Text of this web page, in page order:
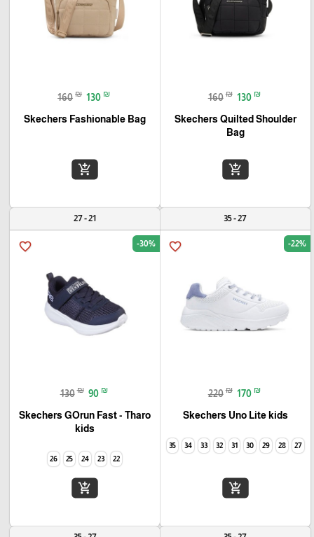
160 ₪ 130 ₪
Skechers Quilted Shoulder
Bag
add_shopping_cart
160 ₪ 130 ₪
Skechers Fashionable Bag
add_shopping_cart
27 - 35
favorite_border -22%
220 ₪ 170 ₪
Skechers Uno Lite kids
27
28
29
30
31
32
33
34
35
add_shopping_cart
21 - 27
favorite_border -30%
130 ₪ 90 ₪
Skechers GOrun Fast - Tharo
kids
22
23
24
25
26
add_shopping_cart